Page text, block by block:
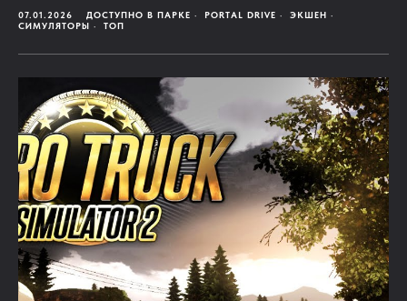
07.01.2026 ДОСТУПНО В ПАРКЕ PORTAL DRIVE
ЭКШЕН
СИМУЛЯТОРЫ
ТОП